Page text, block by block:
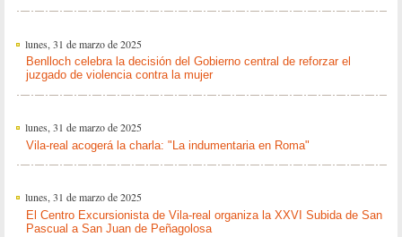
lunes, 31 de marzo de 2025
Benlloch celebra la decisión del Gobierno central de reforzar el
juzgado de violencia contra la mujer
lunes, 31 de marzo de 2025
Vila-real acogerá la charla: "La indumentaria en Roma"
lunes, 31 de marzo de 2025
El Centro Excursionista de Vila-real organiza la XXVI Subida de San
Pascual a San Juan de Peñagolosa